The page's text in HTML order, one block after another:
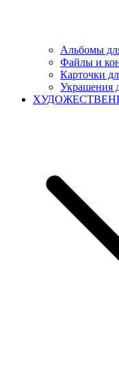
Альбомы
Файлы и
Карточки
Украшения